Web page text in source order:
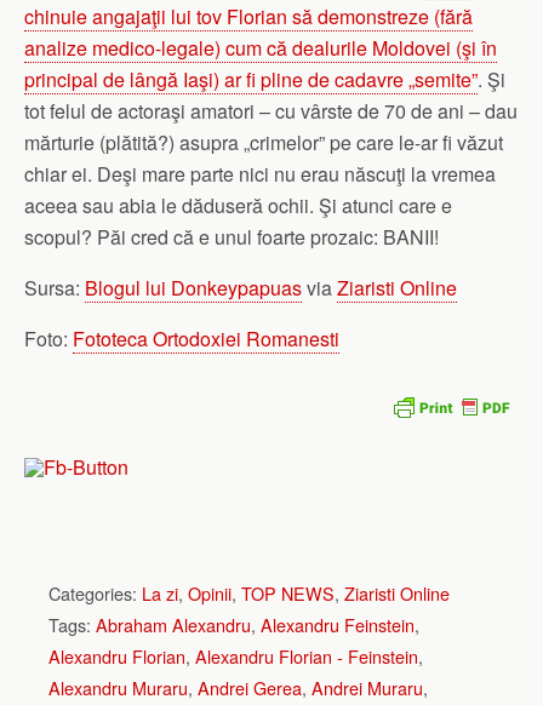
chinuie angajaţii lui tov Florian să demonstreze (fără
analize medico-legale) cum că dealurile Moldovei (şi în
principal de lângă Iaşi) ar fi pline de cadavre „semite”. Şi
tot felul de actoraşi amatori – cu vârste de 70 de ani – dau
mărturie (plătită?) asupra „crimelor” pe care le-ar fi văzut
chiar ei. Deşi mare parte nici nu erau născuţi la vremea
aceea sau abia le dăduseră ochii. Şi atunci care e
scopul? Păi cred că e unul foarte prozaic: BANII!
Sursa: Blogul lui DonkeypapuasviaZiaristi Online
Foto: Fototeca Ortodoxiei Romanesti
Categories: La zi, Opinii, TOP NEWS, Ziaristi Online
Tags: Abraham Alexandru, Alexandru Feinstein,
Alexandru Florian, Alexandru Florian - Feinstein,
Alexandru Muraru, Andrei Gerea, Andrei Muraru,